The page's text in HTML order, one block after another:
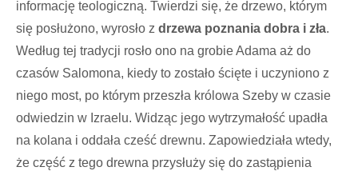
informację teologiczną. Twierdzi się, że drzewo, którym
się posłużono, wyrosło z drzewa poznania dobra i zła.
Według tej tradycji rosło ono na grobie Adama aż do
czasów Salomona, kiedy to zostało ścięte i uczyniono z
niego most, po którym przeszła królowa Szeby w czasie
odwiedzin w Izraelu. Widząc jego wytrzymałość upadła
na kolana i oddała cześć drewnu. Zapowiedziała wtedy,
że część z tego drewna przysłuży się do zastąpienia